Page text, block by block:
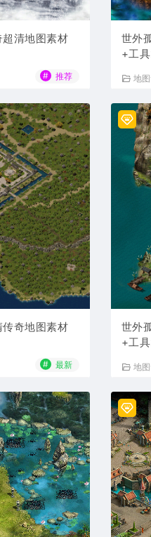
清地图素材
# 推荐
世外
+工
地
奇地图素材
# 最新
世外
+工
地